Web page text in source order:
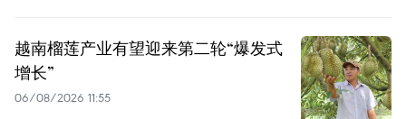
越南榴莲产业有望迎来第二轮“爆发式
增长”
06/08/2026 11:55